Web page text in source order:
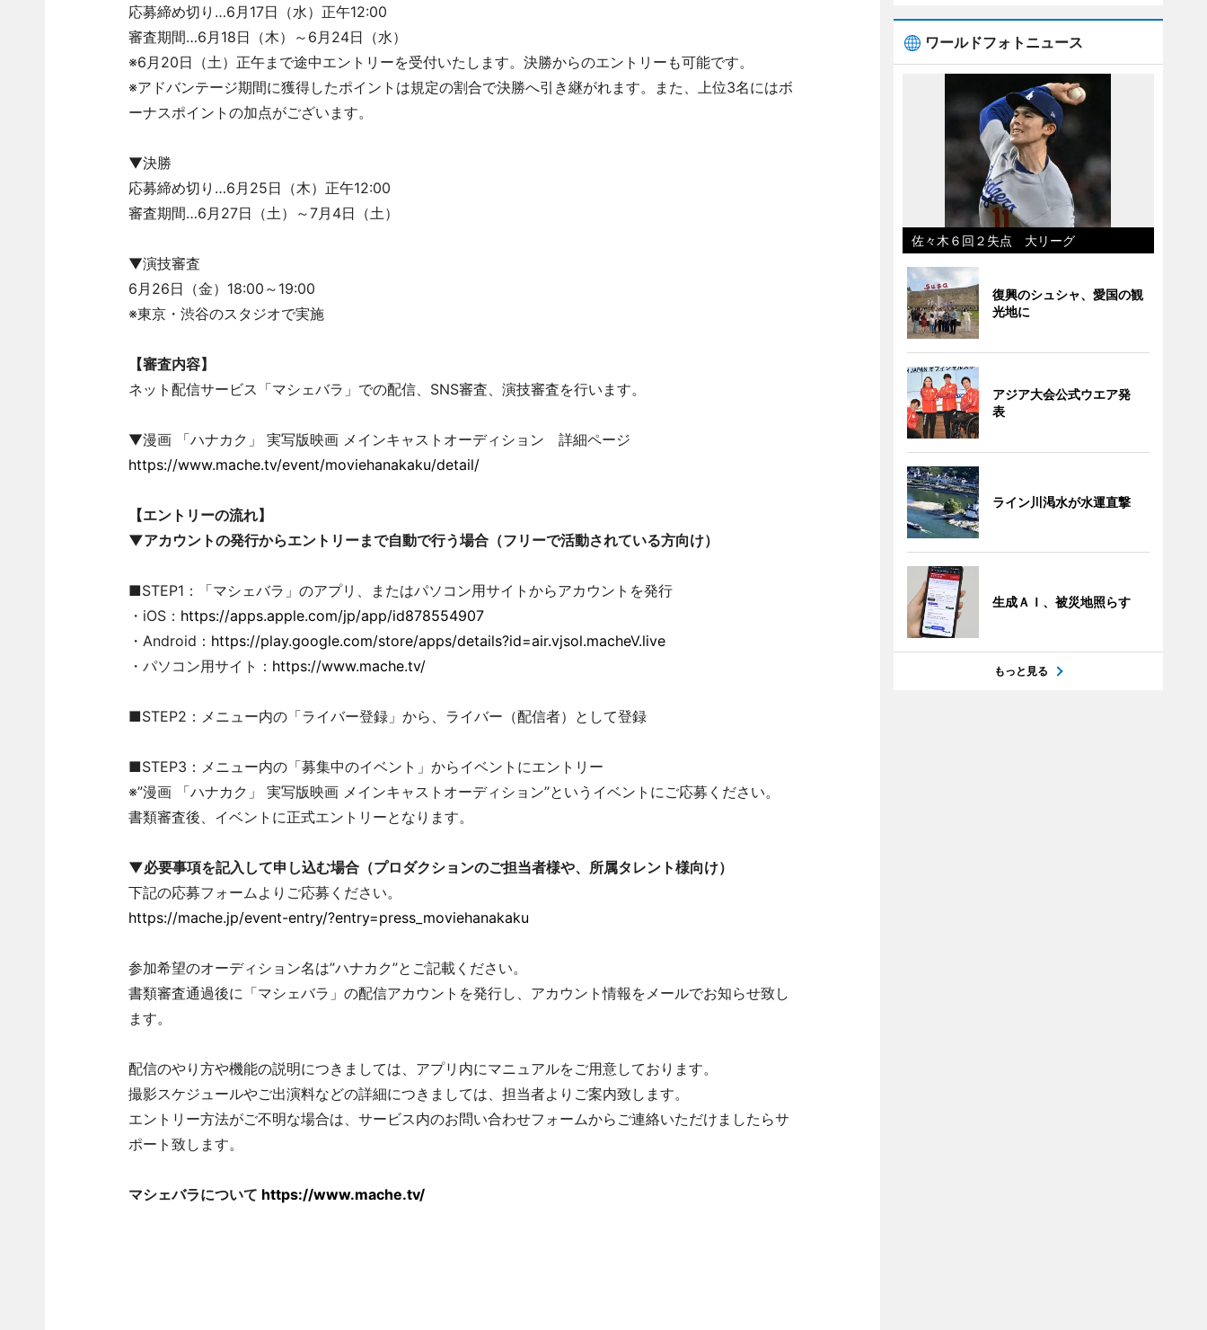
応募締め切り…6月17日（水）正午12:00
審査期間…6月18日（木）～6月24日（水）
※6月20日（土）正午まで途中エントリーを受付いたします。決勝からのエントリーも可能です。
※アドバンテージ期間に獲得したポイントは規定の割合で決勝へ引き継がれます。また、上位3名にはボ
ーナスポイントの加点がございます。
▼決勝
応募締め切り…6月25日（木）正午12:00
審査期間…6月27日（土）～7月4日（土）
▼演技審査
6月26日（金）18:00～19:00
※東京・渋谷のスタジオで実施
【審査内容】
ネット配信サービス「マシェバラ」での配信、SNS審査、演技審査を行います。
▼漫画 「ハナカク」 実写版映画 メインキャストオーディション 詳細ページ
https://www.mache.tv/event/moviehanakaku/detail/
【エントリーの流れ】
▼アカウントの発行からエントリーまで自動で行う場合（フリーで活動されている方向け）
■STEP1：「マシェバラ」のアプリ、またはパソコン用サイトからアカウントを発行
・iOS： https://apps.apple.com/jp/app/id878554907
・Android： https://play.google.com/store/apps/details?id=air.vjsol.macheV.live
・パソコン用サイト： https://www.mache.tv/
■STEP2：メニュー内の「ライバー登録」から、ライバー（配信者）として登録
■STEP3：メニュー内の「募集中のイベント」からイベントにエントリー
※”漫画 「ハナカク」 実写版映画 メインキャストオーディション”というイベントにご応募ください。
書類審査後、イベントに正式エントリーとなります。
▼必要事項を記入して申し込む場合（プロダクションのご担当者様や、所属タレント様向け）
下記の応募フォームよりご応募ください。
https://mache.jp/event-entry/?entry=press_moviehanakaku
参加希望のオーディション名は”ハナカク”とご記載ください。
書類審査通過後に「マシェバラ」の配信アカウントを発行し、アカウント情報をメールでお知らせ致し
ます。
配信のやり方や機能の説明につきましては、アプリ内にマニュアルをご用意しております。
撮影スケジュールやご出演料などの詳細につきましては、担当者よりご案内致します。
エントリー方法がご不明な場合は、サービス内のお問い合わせフォームからご連絡いただけましたらサ
ポート致します。
マシェバラについて https://www.mache.tv/
ワールドフォトニュース
佐々木６回２失点 大リーグ
復興のシュシャ、愛国の観
光地に
アジア大会公式ウエア発
表
ライン川渇水が水運直撃
生成ＡＩ、被災地照らす
もっと見る